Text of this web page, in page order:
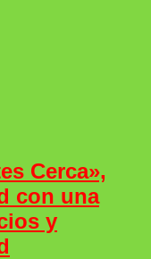
Cerca»,
con una
y